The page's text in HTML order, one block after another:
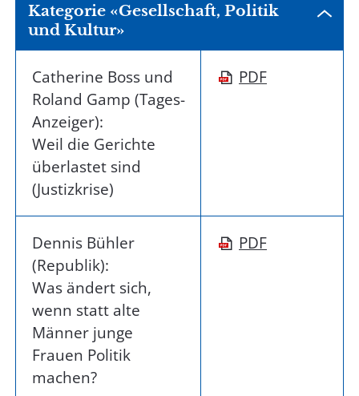
Kategorie «Gesellschaft, Politik
und Kultur»
Catherine Boss und
Roland Gamp (Tages-
Anzeiger):
Weil die Gerichte
überlastet sind
(Justizkrise)
PDF
Dennis Bühler
(Republik):
Was ändert sich,
wenn statt alte
Männer junge
Frauen Politik
machen?
PDF